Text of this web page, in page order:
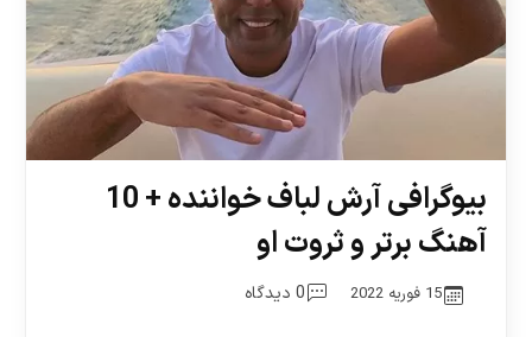
بیوگرافی آرش لباف خواننده + 10
آهنگ برتر و ثروت او
15 فوریه 2022 0 دیدگاه